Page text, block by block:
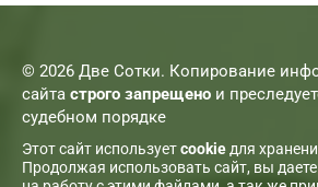
© 2026 Две Сотки. Копирование
сайта строго запрещено и
судебном порядке
Этот сайт используетcookieдля
Продолжая использовать сайт, вы даете